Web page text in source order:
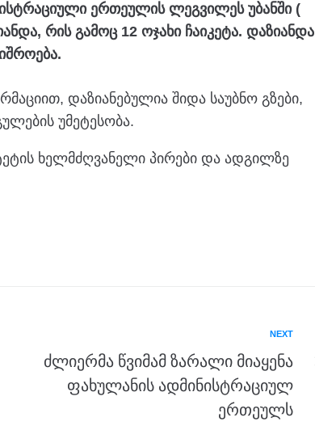
ერთეულის ლეგვილეს უბანში (
რის გამოც 12 ოჯახი ჩაიკეტა. დაზიანდა
დაზიანებულია შიდა საუბნო გზები,
უმეტესობა.
ხელმძღვანელი პირები და ადგილზე
NEXT
ძლიერმა წვიმამ ზარალი მიაყენა
ფახულანის ადმინისტრაციულ
ერთეულს